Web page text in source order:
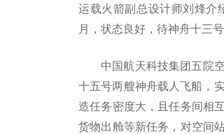
运载火箭副总设计师刘烽介
月，状态良好，待神舟十三
中国航天科技集团五院
十五号两艘神舟载人飞船，
造任务密度大，且任务间相
货物出舱等新任务，对空间